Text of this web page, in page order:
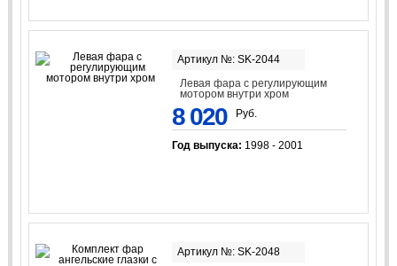
Артикул №: SK-2044
Левая фара с регулирующим
мотором внутри хром
8 020 Руб.
Год выпуска: 1998 - 2001
Артикул №: SK-2048